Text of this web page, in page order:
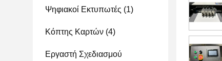
Ψηφιακοί Εκτυπωτές (1)
Κόπτης Καρτών (4)
Εργαστή Σχεδιασμού